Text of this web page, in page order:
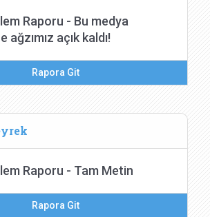
Raporu - Bu medya
açık kaldı!
Rapora Git
Raporu - Tam Metin
Rapora Git